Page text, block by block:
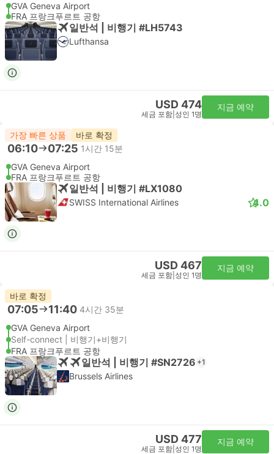
GVA Geneva Airport
FRA 프랑크푸르트 공항
일반석 | 비행기 #LH5743
Lufthansa
USD 474
세금 포함 성인 1명
지금 예약
가장 빠른 상품 바로 확정
06:10 07:25 1시간 15분
GVA Geneva Airport
FRA 프랑크푸르트 공항
일반석 | 비행기 #LX1080
SWISS International Airlines 4.0
USD 467
세금 포함 성인 1명
지금 예약
바로 확정
07:05 11:40 4시간 35분
GVA Geneva Airport
Self-connect | 비행기+비행기
FRA 프랑크푸르트 공항
일반석 | 비행기 #SN2726 +1
Brussels Airlines
USD 477
세금 포함 성인 1명
지금 예약